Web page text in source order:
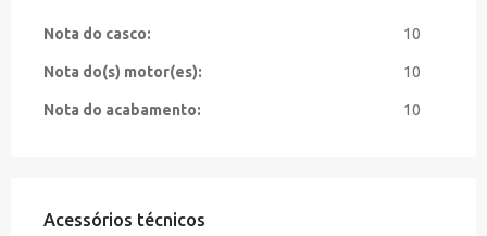
Nota do casco: 10
Nota do(s) motor(es): 10
Nota do acabamento: 10
Acessórios técnicos